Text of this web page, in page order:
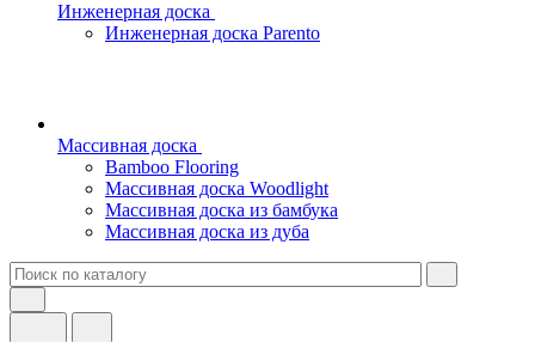
Инженерная доска
Инженерная доска Parento
Массивная доска
Bamboo Flooring
Массивная доска Woodlight
Массивная доска из бамбука
Массивная доска из дуба